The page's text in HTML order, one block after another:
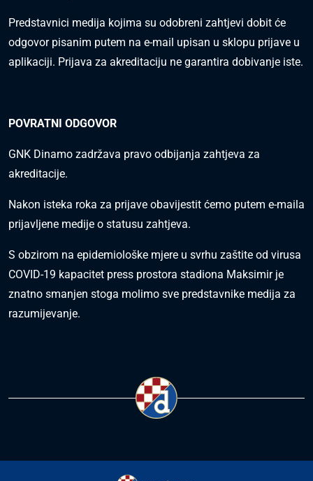
Predstavnici medija kojima su odobreni zahtjevi dobit će
odgovor pisanim putem na e-mail upisan u sklopu prijave u
aplikaciji. Prijava za akreditaciju ne garantira dobivanje iste.
POVRATNI ODGOVOR
GNK Dinamo zadržava pravo odbijanja zahtjeva za
akreditacije.
Nakon isteka roka za prijave obavijestit ćemo putem e-maila
prijavljene medije o statusu zahtjeva.
S obzirom na epidemiološke mjere u svrhu zaštite od virusa
COVID-19 kapacitet press prostora stadiona Maksimir je
znatno smanjen stoga molimo sve predstavnike medija za
razumijevanje.